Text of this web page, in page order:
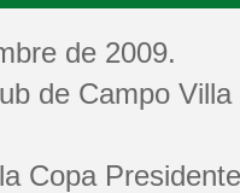
de 2009.
de Campo Villa
Copa